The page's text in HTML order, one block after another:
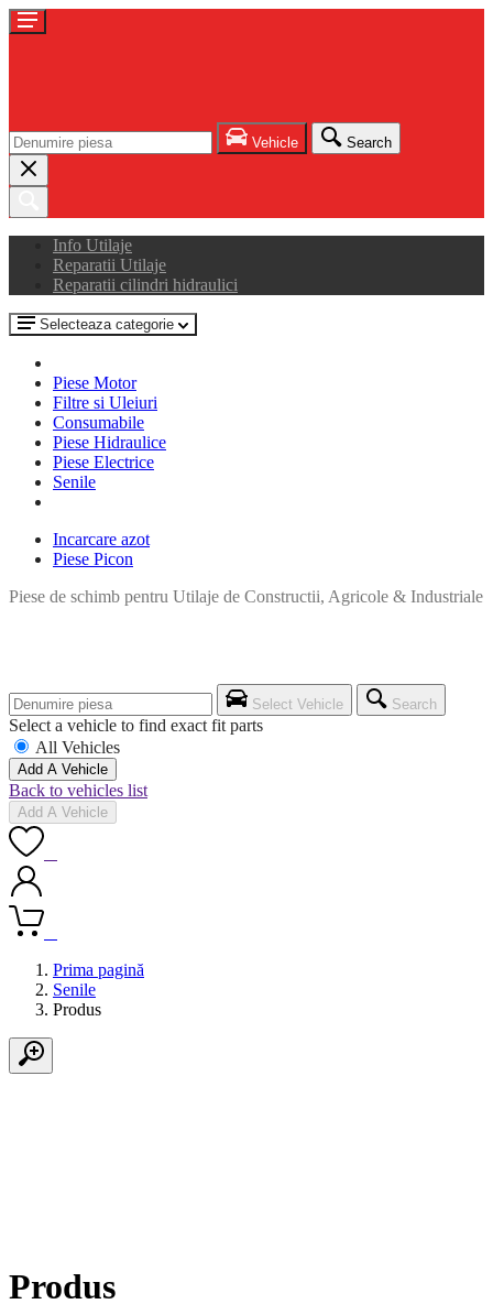
Vehicle Search
Info Utilaje
Reparatii Utilaje
Reparatii cilindri hidraulici
Selecteaza categorie
Piese Motor
Filtre si Uleiuri
Consumabile
Piese Hidraulice
Piese Electrice
Senile
Incarcare azot
Piese Picon
Piese de schimb pentru Utilaje de Constructii, Agricole & Industriale
Select Vehicle Search
Select a vehicle to find exact fit parts
All Vehicles
Add A Vehicle
Back to vehicles list
Add A Vehicle
Prima pagină
Senile
Produs
Produs